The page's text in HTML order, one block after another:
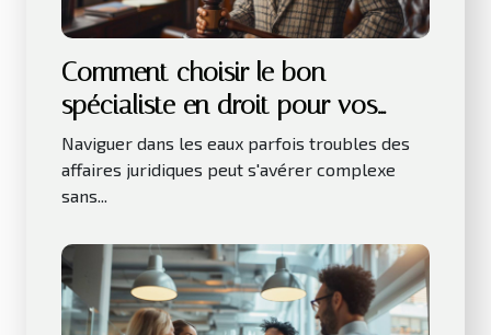
Comment choisir le bon
spécialiste en droit pour vos
besoins juridiques
Naviguer dans les eaux parfois troubles des
affaires juridiques peut s'avérer complexe
sans...